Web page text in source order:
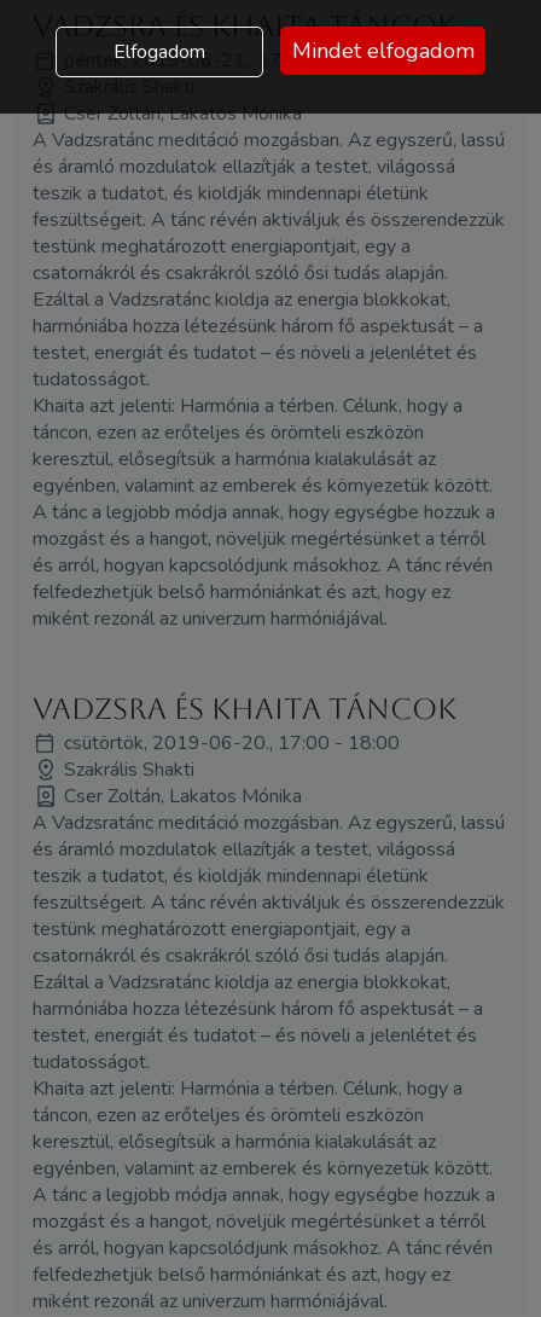
Vadzsra és Khaita Táncok
péntek, 2019-06-21., 17:00 - 18:00
Cser Zoltán, Lakatos Mónika
A Vadzsratánc meditáció mozgásban. Az egyszerű, lassú
és áramló mozdulatok ellazítják a testet, világossá
teszik a tudatot, és kioldják mindennapi életünk
feszültségeit. A tánc révén aktiváljuk és összerendezzük
testünk meghatározott energiapontjait, egy a
csatornákról és csakrákról szóló ősi tudás alapján.
Ezáltal a Vadzsratánc kioldja az energia blokkokat,
harmóniába hozza létezésünk három fő aspektusát – a
testet, energiát és tudatot – és növeli a jelenlétet és
tudatosságot.
Khaita azt jelenti: Harmónia a térben. Célunk, hogy a
táncon, ezen az erőteljes és örömteli eszközön
keresztül, elősegítsük a harmónia kialakulását az
egyénben, valamint az emberek és környezetük között.
A tánc a legjobb módja annak, hogy egységbe hozzuk a
mozgást és a hangot, növeljük megértésünket a térről
és arról, hogyan kapcsolódjunk másokhoz. A tánc révén
felfedezhetjük belső harmóniánkat és azt, hogy ez
miként rezonál az univerzum harmóniájával.
Vadzsra és Khaita Táncok
csütörtök, 2019-06-20., 17:00 - 18:00
Szakrális Shakti
Cser Zoltán, Lakatos Mónika
A Vadzsratánc meditáció mozgásban. Az egyszerű, lassú
és áramló mozdulatok ellazítják a testet, világossá
teszik a tudatot, és kioldják mindennapi életünk
feszültségeit. A tánc révén aktiváljuk és összerendezzük
testünk meghatározott energiapontjait, egy a
csatornákról és csakrákról szóló ősi tudás alapján.
Ezáltal a Vadzsratánc kioldja az energia blokkokat,
harmóniába hozza létezésünk három fő aspektusát – a
testet, energiát és tudatot – és növeli a jelenlétet és
tudatosságot.
Khaita azt jelenti: Harmónia a térben. Célunk, hogy a
táncon, ezen az erőteljes és örömteli eszközön
keresztül, elősegítsük a harmónia kialakulását az
egyénben, valamint az emberek és környezetük között.
A tánc a legjobb módja annak, hogy egységbe hozzuk a
mozgást és a hangot, növeljük megértésünket a térről
és arról, hogyan kapcsolódjunk másokhoz. A tánc révén
felfedezhetjük belső harmóniánkat és azt, hogy ez
miként rezonál az univerzum harmóniájával.
Elfogadom Mindet elfogadom